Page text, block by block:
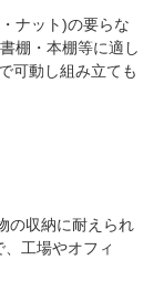
ナット)の要らな
棚・本棚等に適し
可動し組み立ても
の収納に耐えられ
、工場やオフィ